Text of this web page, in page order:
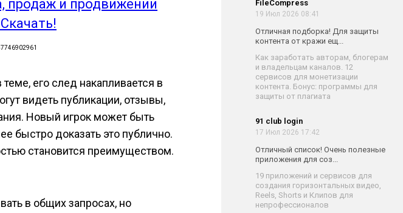
FileCompress
19 Июл 2026 08:41
Отличная подборка! Для защиты
контента от кражи ещ...
Как заработать авторам, блогерам
и владельцам каналов. 12
сервисов для монетизации
контента. Бонус: программы для
защиты от плагиата
91 club login
17 Июл 2026 17:42
Отличный список! Очень полезные
приложения для соз...
19 приложений и сервисов для
создания горизонтальных видео,
Reels, Shorts и Клипов для
непрофессионалов
продаж и продвижении
его след накапливается в
видеть публикации, отзывы,
Новый игрок может быть
быстро доказать это публично.
становится преимуществом.
в общих запросах, но